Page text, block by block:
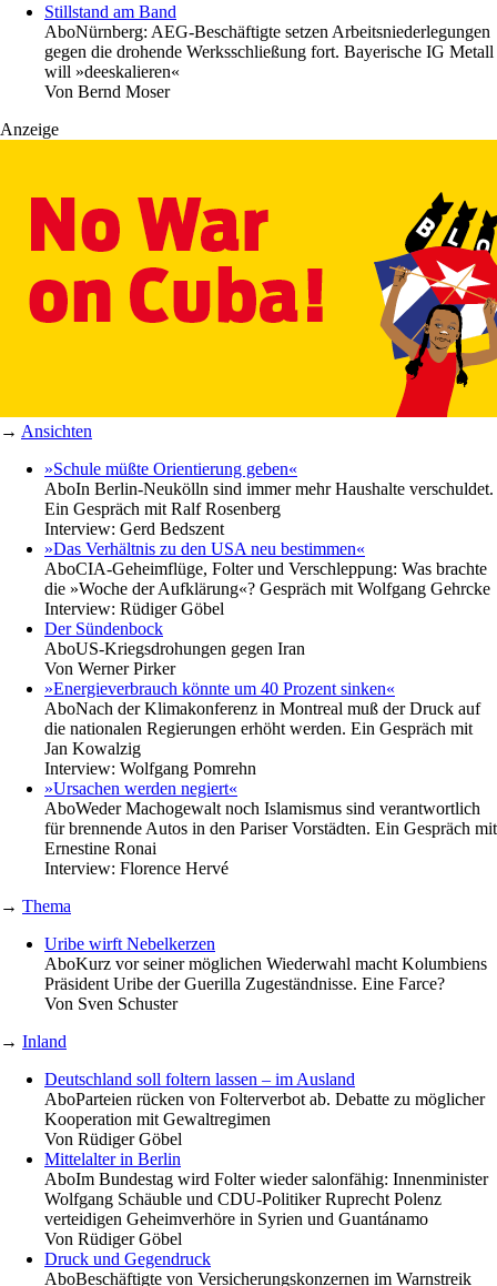
Stillstand am Band
AboNürnberg: AEG-Beschäftigte setzen Arbeitsniederlegungen
gegen die drohende Werksschließung fort. Bayerische IG Metall
will »deeskalieren«
Von Bernd Moser
Anzeige
→ Ansichten
»Schule müßte Orientierung geben«
AboIn Berlin-Neukölln sind immer mehr Haushalte verschuldet.
Ein Gespräch mit Ralf Rosenberg
Interview: Gerd Bedszent
»Das Verhältnis zu den USA neu bestimmen«
AboCIA-Geheimflüge, Folter und Verschleppung: Was brachte
die »Woche der Aufklärung«? Gespräch mit Wolfgang Gehrcke
Interview: Rüdiger Göbel
Der Sündenbock
AboUS-Kriegsdrohungen gegen Iran
Von Werner Pirker
»Energieverbrauch könnte um 40 Prozent sinken«
AboNach der Klimakonferenz in Montreal muß der Druck auf
die nationalen Regierungen erhöht werden. Ein Gespräch mit
Jan Kowalzig
Interview: Wolfgang Pomrehn
»Ursachen werden negiert«
AboWeder Machogewalt noch Islamismus sind verantwortlich
für brennende Autos in den Pariser Vorstädten. Ein Gespräch mit
Ernestine Ronai
Interview: Florence Hervé
→ Thema
Uribe wirft Nebelkerzen
AboKurz vor seiner möglichen Wiederwahl macht Kolumbiens
Präsident Uribe der Guerilla Zugeständnisse. Eine Farce?
Von Sven Schuster
→ Inland
Deutschland soll foltern lassen – im Ausland
AboParteien rücken von Folterverbot ab. Debatte zu möglicher
Kooperation mit Gewaltregimen
Von Rüdiger Göbel
Mittelalter in Berlin
AboIm Bundestag wird Folter wieder salonfähig: Innenminister
Wolfgang Schäuble und CDU-Politiker Ruprecht Polenz
verteidigen Geheimverhöre in Syrien und Guantánamo
Von Rüdiger Göbel
Druck und Gegendruck
AboBeschäftigte von Versicherungskonzernen im Warnstreik